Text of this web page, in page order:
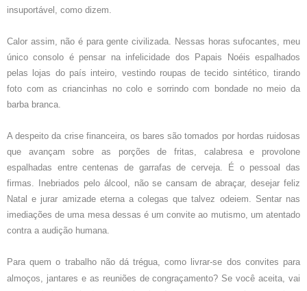
insuportável, como dizem.
Calor assim, não é para gente civilizada. Nessas horas sufocantes, meu
único consolo é pensar na infelicidade dos Papais Noéis espalhados
pelas lojas do país inteiro, vestindo roupas de tecido sintético, tirando
foto com as criancinhas no colo e sorrindo com bondade no meio da
barba branca.
A despeito da crise financeira, os bares são tomados por hordas ruidosas
que avançam sobre as porções de fritas, calabresa e provolone
espalhadas entre centenas de garrafas de cerveja. É o pessoal das
firmas. Inebriados pelo álcool, não se cansam de abraçar, desejar feliz
Natal e jurar amizade eterna a colegas que talvez odeiem. Sentar nas
imediações de uma mesa dessas é um convite ao mutismo, um atentado
contra a audição humana.
Para quem o trabalho não dá trégua, como livrar-se dos convites para
almoços, jantares e as reuniões de congraçamento? Se você aceita, vai